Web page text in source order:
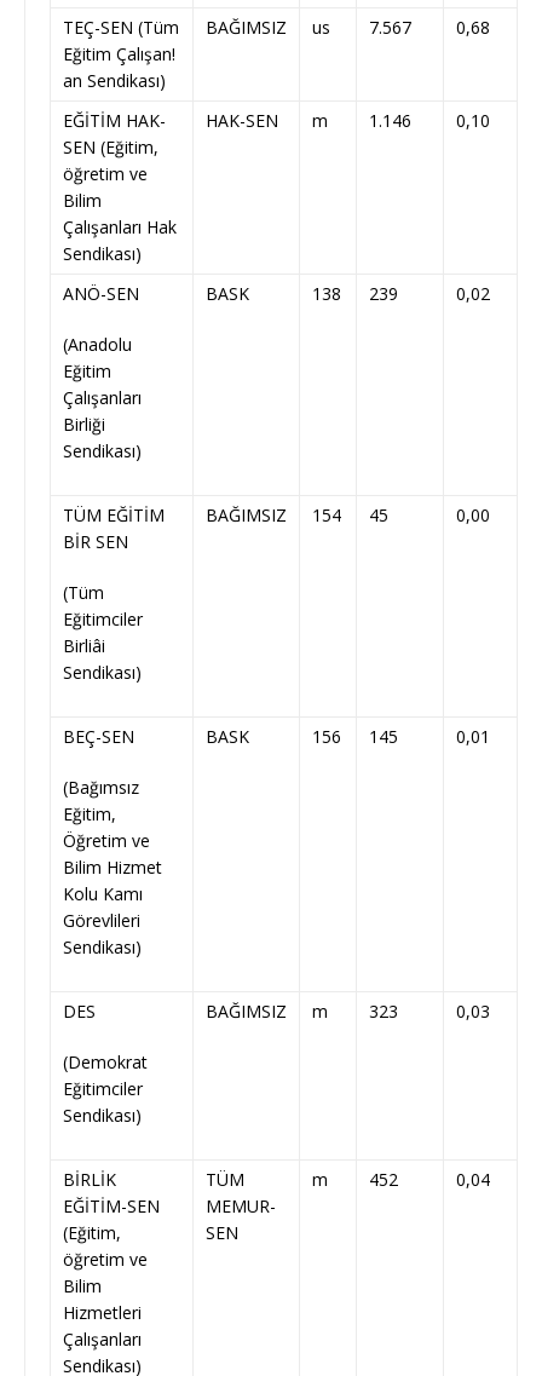
TEÇ-SEN (Tüm
Eğitim Çalışan!
an Sendikası)
BAĞIMSIZ us 7.567 0,68
EĞİTİM HAK-
SEN (Eğitim,
öğretim ve
Bilim
Çalışanları Hak
Sendikası)
HAK-SEN m 1.146 0,10
ANÖ-SEN
(Anadolu
Eğitim
Çalışanları
Birliği
Sendikası)
BASK 138 239 0,02
TÜM EĞİTİM
BİR SEN
(Tüm
Eğitimciler
Birliâi
Sendikası)
BAĞIMSIZ 154 45 0,00
BEÇ-SEN
(Bağımsız
Eğitim,
Öğretim ve
Bilim Hizmet
Kolu Kamı
Görevlileri
Sendikası)
BASK 156 145 0,01
DES
(Demokrat
Eğitimciler
Sendikası)
BAĞIMSIZ m 323 0,03
BİRLİK
EĞİTİM-SEN
(Eğitim,
öğretim ve
Bilim
Hizmetleri
Çalışanları
Sendikası)
TÜM
MEMUR-
SEN
m 452 0,04